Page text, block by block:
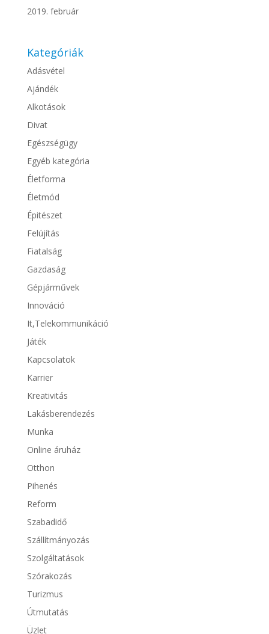
2019. február
Kategóriák
Adásvétel
Ajándék
Alkotások
Divat
Egészségügy
Egyéb kategória
Életforma
Életmód
Épitészet
Felújítás
Fiatalság
Gazdaság
Gépjárművek
Innováció
It,Telekommunikáció
Játék
Kapcsolatok
Karrier
Kreativitás
Lakásberendezés
Munka
Online áruház
Otthon
Pihenés
Reform
Szabadidő
Szállítmányozás
Szolgáltatások
Szórakozás
Turizmus
Útmutatás
Üzlet